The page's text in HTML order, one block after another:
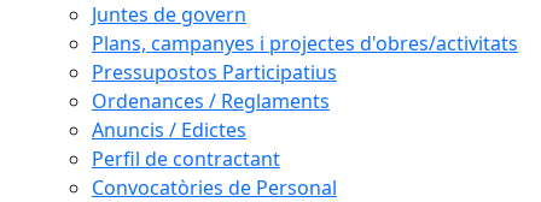
Juntes de govern
Plans, campanyes i projectes d'obres/activitats
Pressupostos Participatius
Ordenances / Reglaments
Anuncis / Edictes
Perfil de contractant
Convocatòries de Personal